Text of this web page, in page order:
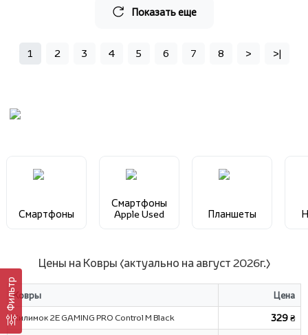
Фильтр
Показать еще
1 2 3 4 5 6 7 8 > >|
Смартфоны
Смартфоны
Apple Used
Планшеты
Цены на Ковры (актуально на август 2026г.)
Ковры Цена
Килимок 2E GAMING PRO Control M Black 329 ₴